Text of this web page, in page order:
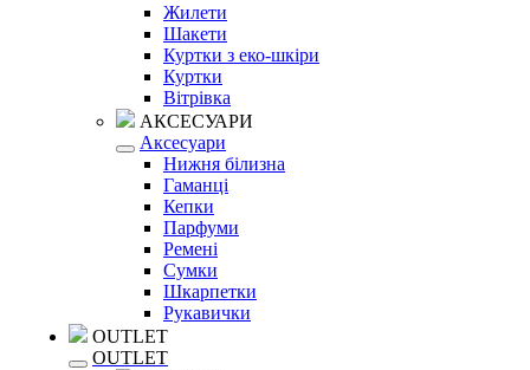
Жилети
Шакети
Куртки з еко-шкіри
Куртки
Вітрівка
АКСЕСУАРИ
Аксесуари
Нижня білизна
Гаманці
Кепки
Парфуми
Ремені
Сумки
Шкарпетки
Рукавички
OUTLET
OUTLET